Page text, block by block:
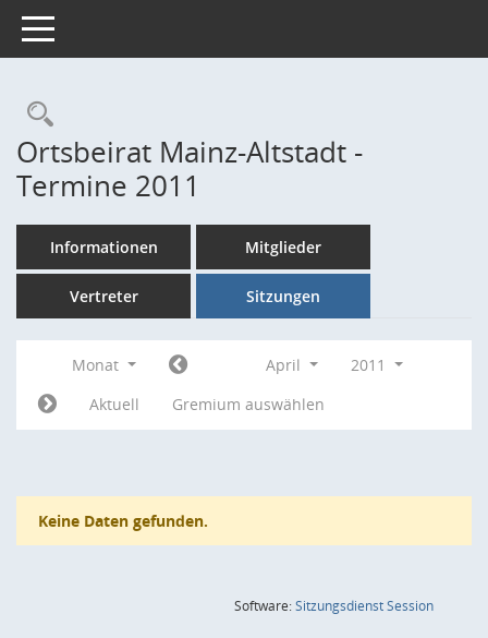
Toggle navigation
Rechercheauswahl
Ortsbeirat Mainz-Altstadt -
Termine 2011
Informationen Mitglieder
Vertreter Sitzungen
Monat April
2011
Aktuell
Gremium auswählen
Keine Daten gefunden.
Software:SitzungsdienstSession(Wird in